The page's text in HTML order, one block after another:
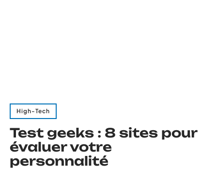
High-Tech
Test geeks : 8 sites pour
évaluer votre
personnalité